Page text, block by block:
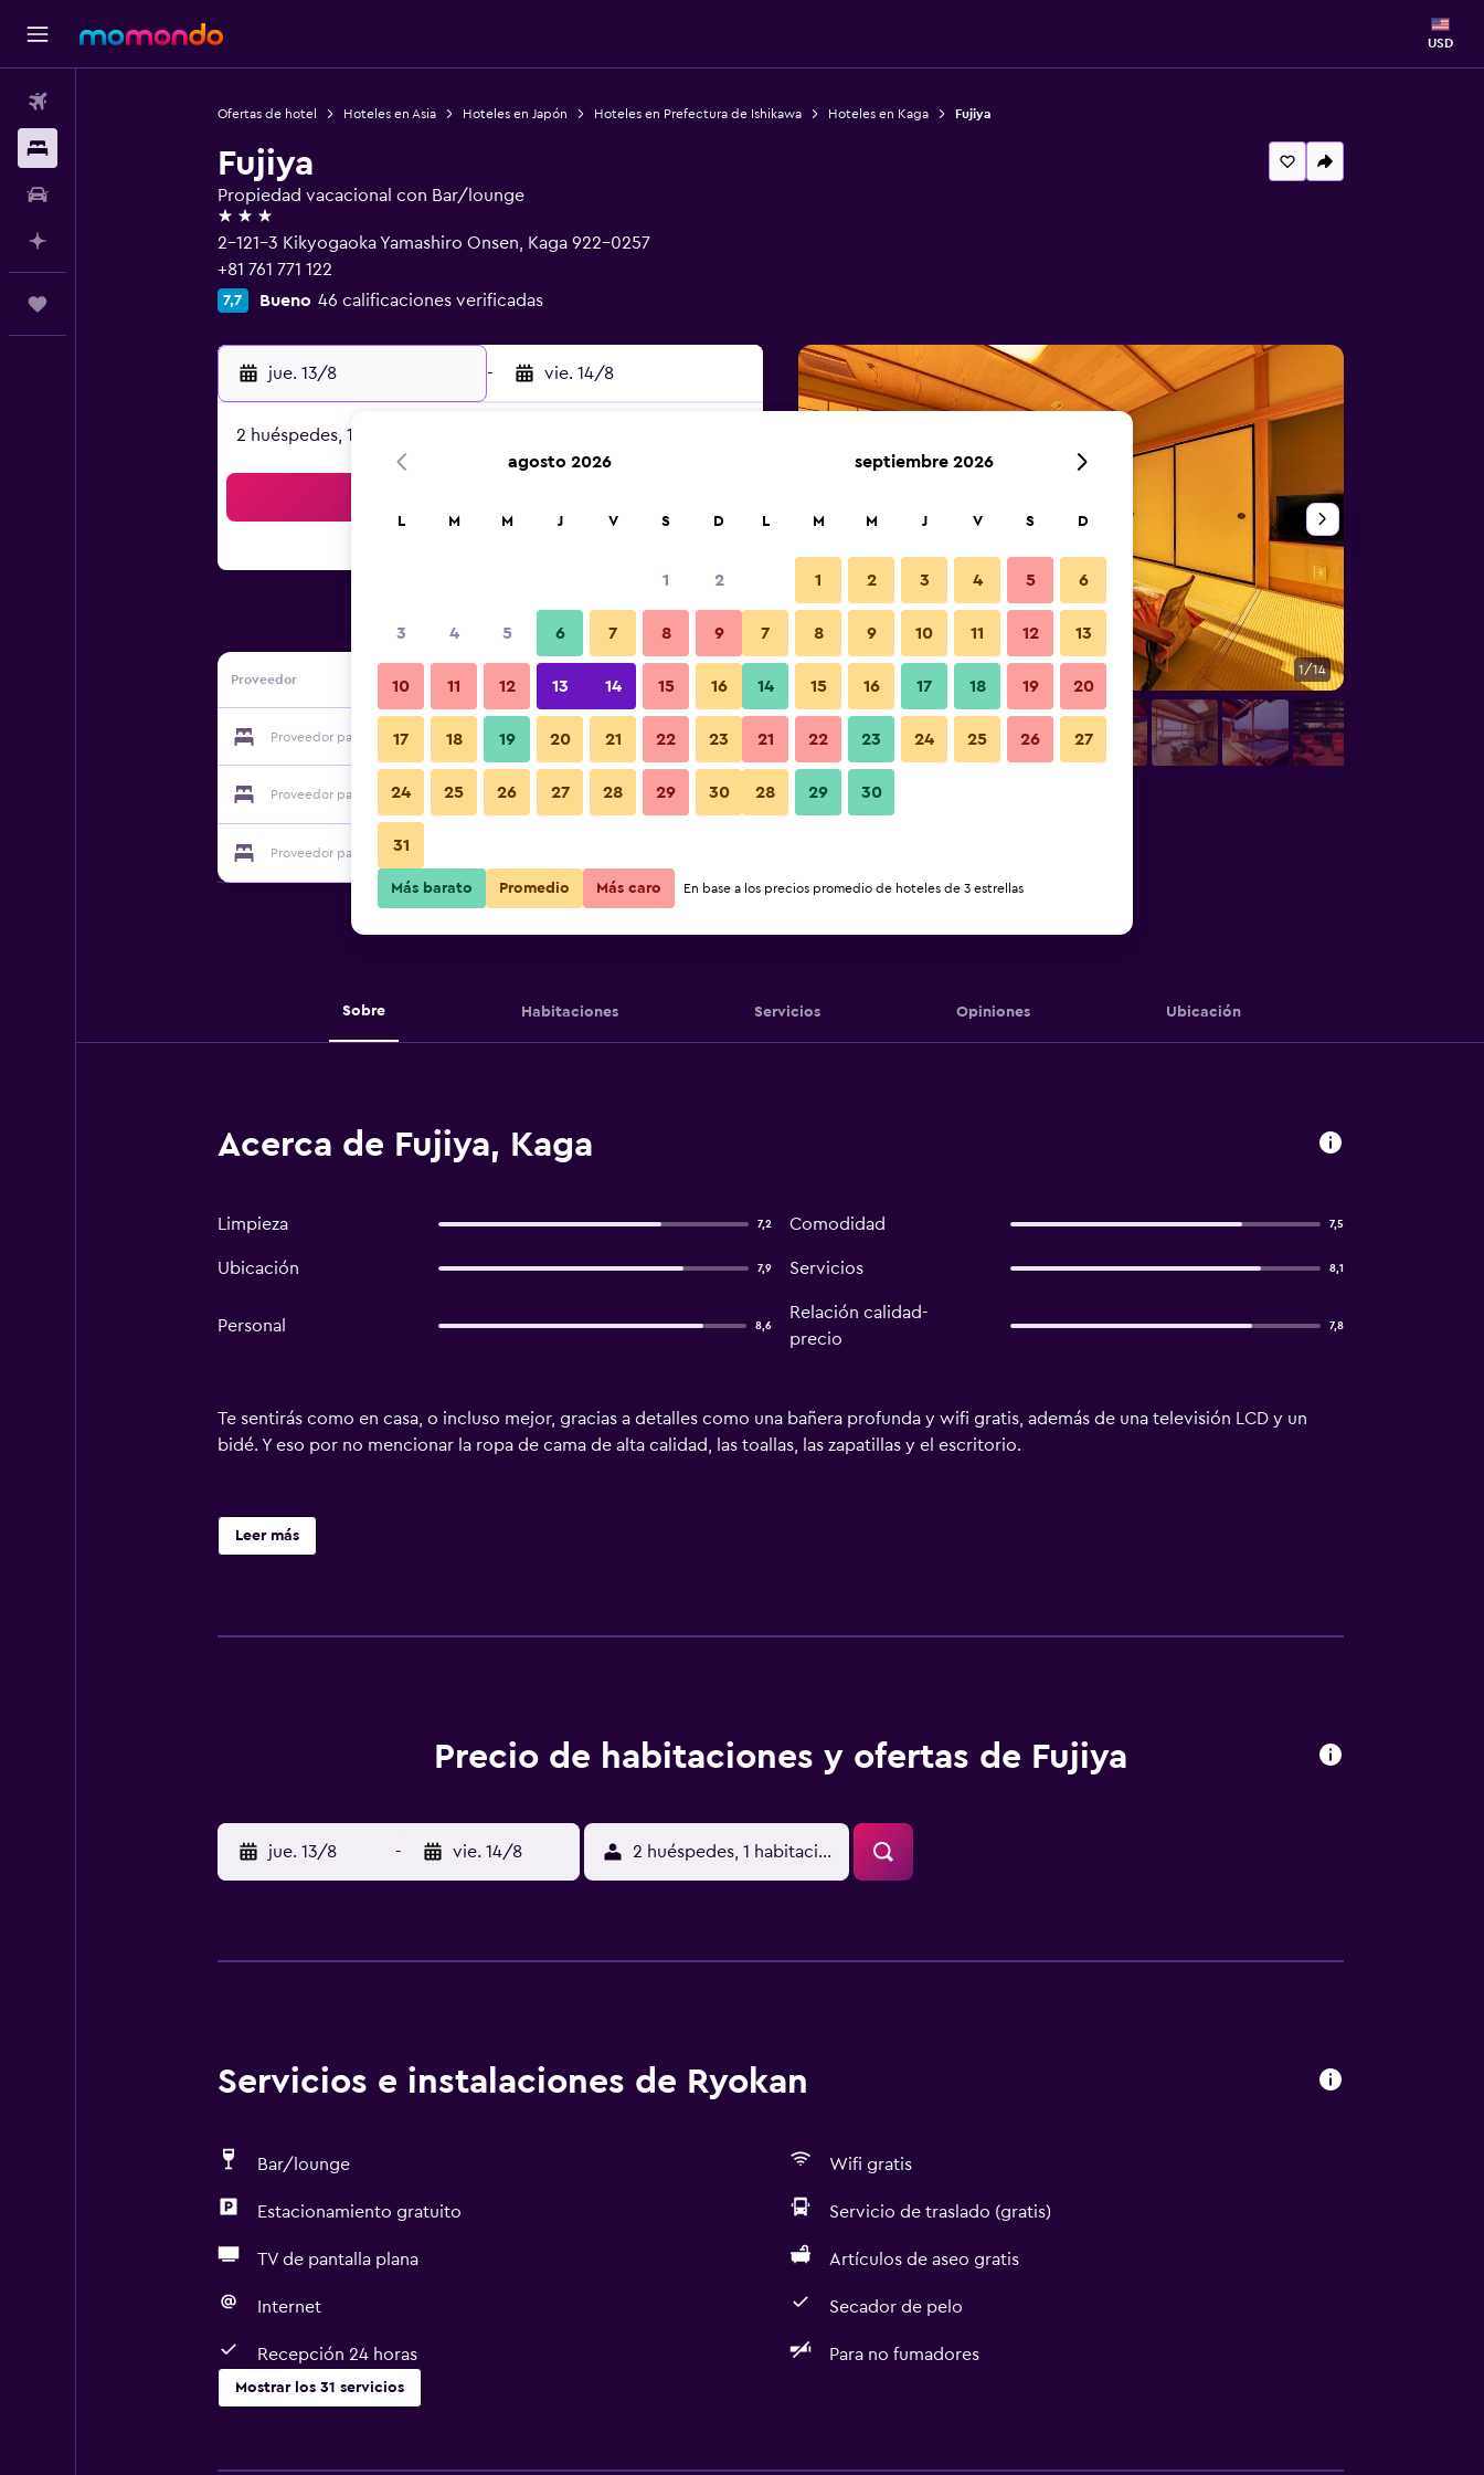
USD
Ofertas de hotel Hoteles en Asia Hoteles en Japón Hoteles en Prefectura de Ishikawa Hoteles en Kaga Fujiya
Fujiya
Propiedad vacacional con Bar/lounge
3 estrellas
2-121-3 Kikyogaoka Yamashiro Onsen, Kaga 922-0257
+81 761 771 122
7,7 Bueno 46 calificaciones verificadas
jue. 13/8 - vie. 14/8
2 huéspedes, 1 habitación
Proveedor
Proveedor para Fujiya Ver precios
Proveedor para Fujiya Ver precios
Proveedor para Fujiya
Comedor 1/14
Fotos
Sobre Habitaciones Servicios Opiniones Ubicación
Acerca de Fujiya, Kaga
Limpieza 7,2 Comodidad 7,5
Ubicación 7,9 Servicios 8,1
Personal 8,6
Relación calidad-
precio
7,8
Te sentirás como en casa, o incluso mejor, gracias a detalles como una bañera profunda y wifi gratis, además de una televisión LCD y un
bidé. Y eso por no mencionar la ropa de cama de alta calidad, las toallas, las zapatillas y el escritorio.
Leer más
Precio de habitaciones y ofertas de Fujiya
jue. 13/8 - vie. 14/8 2 huéspedes, 1 habitación
Servicios e instalaciones de Ryokan
Bar/lounge Wifi gratis
Estacionamiento gratuito Servicio de traslado (gratis)
TV de pantalla plana Artículos de aseo gratis
Internet Secador de pelo
Recepción 24 horas Para no fumadores
Mostrar los 31 servicios
agosto 2026
L M M J V S D
1 2
3 4 5 6 7 8 9
10 11 12 13 14 15 16
17 18 19 20 21 22 23
24 25 26 27 28 29 30
31
septiembre 2026
L M M J V S D
1 2 3 4 5 6
7 8 9 10 11 12 13
14 15 16 17 18 19 20
21 22 23 24 25 26 27
28 29 30
Más barato Promedio Más caro En base a los precios promedio de hoteles de 3 estrellas